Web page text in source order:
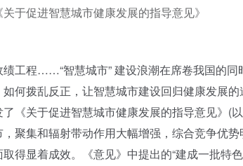
于促进智慧城市健康发展的指导意见》
程……“智慧城市” 建设浪潮在席卷我国的同
何拨乱反正，让智慧城市建设回归健康发展
《关于促进智慧城市健康发展的指导意见》(
聚集和辐射带动作用大幅增强，综合竞争优
得显着成效。《意见》中提出的“建成一批特